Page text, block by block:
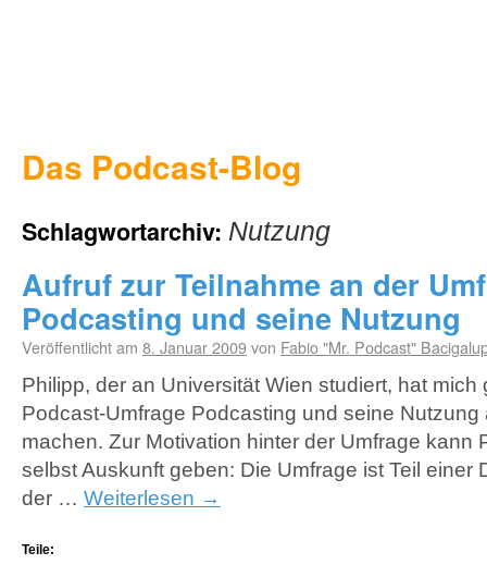
Das Podcast-Blog
Schlagwortarchiv: Nutzung
Aufruf zur Teilnahme an der
Podcasting und seine Nutzung
Veröffentlicht am 8. Januar 2009von Fabio "Mr. Podcast"
Philipp, der an Universität Wien studiert, hat mich
Podcast-Umfrage Podcasting und seine Nutzung
machen. Zur Motivation hinter der Umfrage kann
selbst Auskunft geben: Die Umfrage ist Teil einer
der … Weiterlesen →
Teile: